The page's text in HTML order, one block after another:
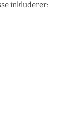
inkluderer: